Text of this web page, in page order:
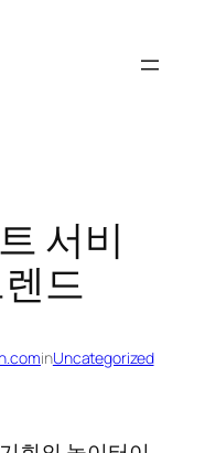
서비
드
inUncategorized